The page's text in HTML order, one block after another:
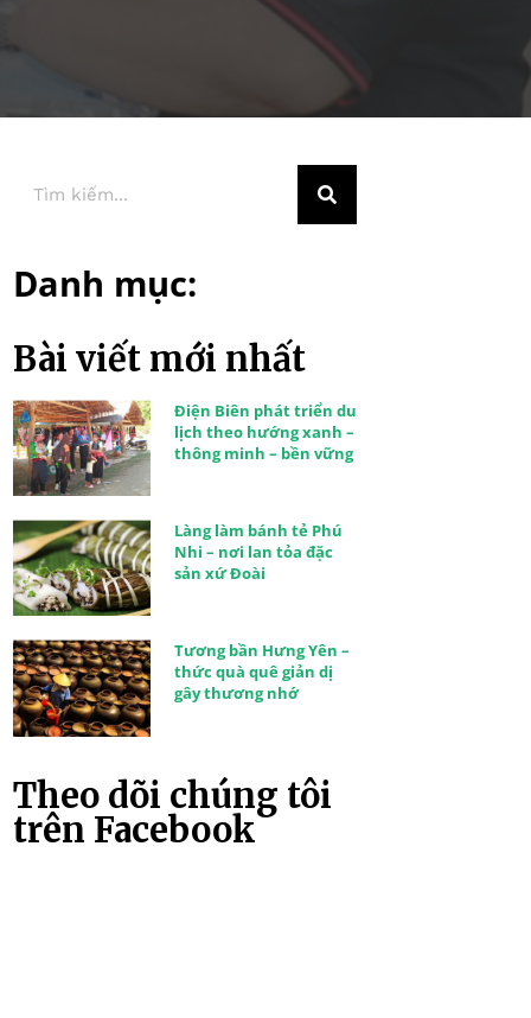
Danh mục:
Bài viết mới nhất
Điện Biên phát triển du
lịch theo hướng xanh –
thông minh – bền vững
Làng làm bánh tẻ Phú
Nhi – nơi lan tỏa đặc
sản xứ Đoài
Tương bần Hưng Yên –
thức quà quê giản dị
gây thương nhớ
Theo dõi chúng tôi
trên Facebook